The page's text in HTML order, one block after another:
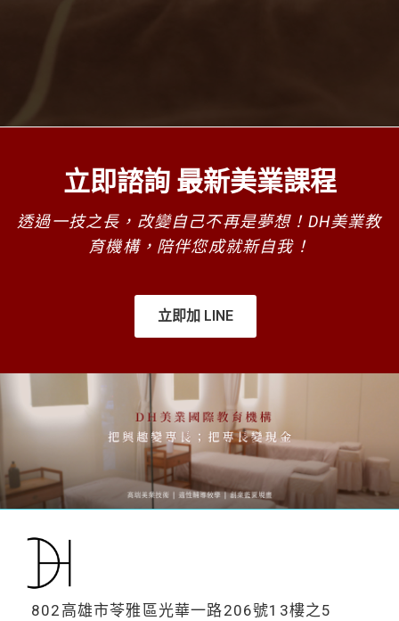
立即諮詢 最新美業課程
透過一技之長，改變自己不再是夢想！DH美業教
育機構，陪伴您成就新自我！
立即加 LINE
802高雄市苓雅區光華一路206號13樓之5